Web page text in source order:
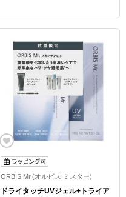
ORBIS Mr.(オルビス ミスター)
ドライタッチUVジェル+トライア